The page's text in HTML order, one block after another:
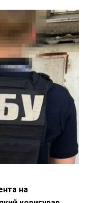
на